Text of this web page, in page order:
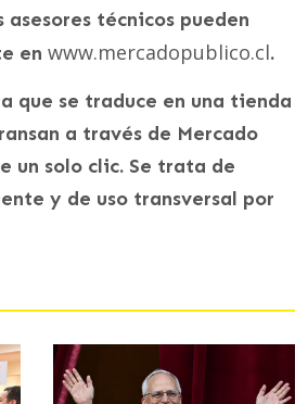
técnicos pueden
en www.mercadopublico.cl.
que se traduce en una tienda
a través de Mercado
un solo clic. Se trata de
y de uso transversal por